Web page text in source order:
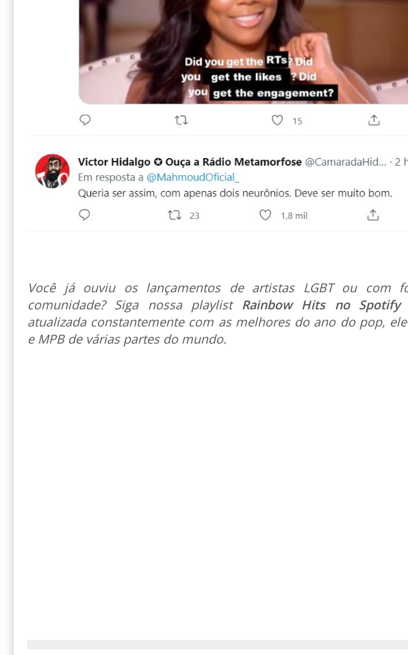
Você já ouviu os lançamentos de artistas LGBT ou com
comunidade? Siga nossa playlist Rainbow Hits no Spotify
atualizada constantemente com as melhores do ano do pop,
e MPB de várias partes do mundo.